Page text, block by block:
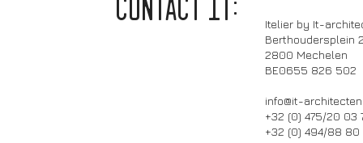
CONTACT it:
Itelier by It-
Berthoudersplein
2800 Mechelen
BE0655 826 502
info@it-
+32 (0) 475/20 03
+32 (0) 494/88 80